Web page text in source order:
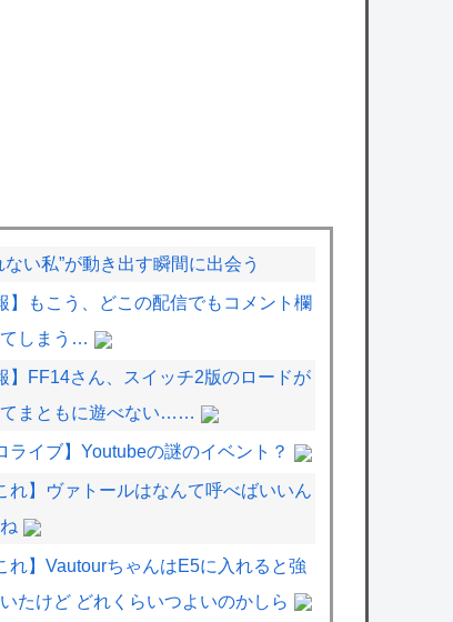
ない私”が動き出す瞬間に出会う
】もこう、どこの配信でもコメント欄
しまう…
】FF14さん、スイッチ2版のロードが
まともに遊べない……
ライブ】Youtubeの謎のイベント？
れ】ヴァトールはなんて呼べばいいん
れ】VautourちゃんはE5に入れると強
たけど どれくらいつよいのかしら